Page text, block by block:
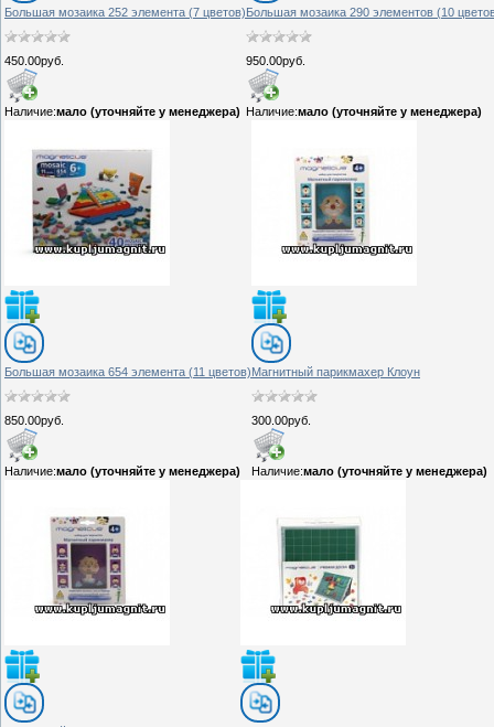
Большая мозаика 252 элемента (7 цветов)
450.00руб.
Наличие:мало (уточняйте у менеджера)
Большая мозаика 290 элементов (10
950.00руб.
Наличие:мало (уточняйте у менеджера)
Большая мозаика 654 элемента (11 цветов)
850.00руб.
Наличие:мало (уточняйте у менеджера)
Магнитный парикмахер Клоун
300.00руб.
Наличие:мало (уточняйте у менеджера)